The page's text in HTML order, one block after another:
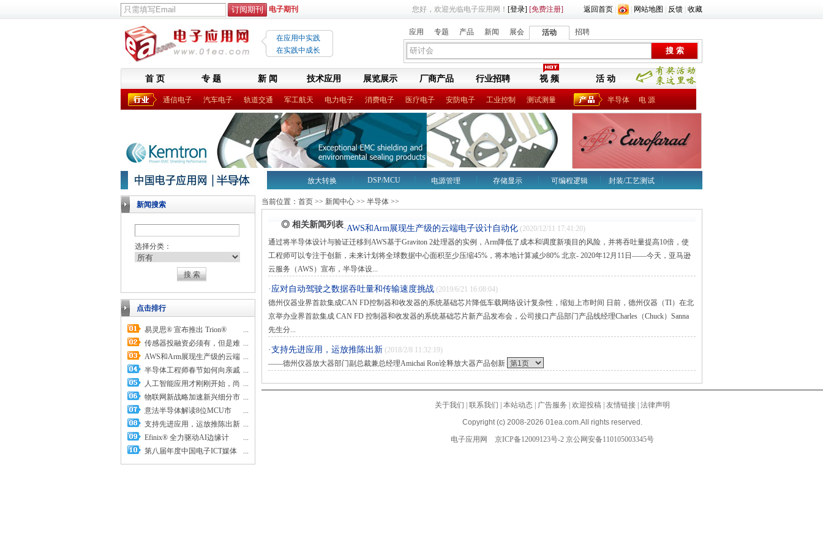
电子期刊 您好，欢迎光临电子应用网！ [登录] [免费注册] 返回首页 网站地图 反馈 收藏
在应用中实践
在实践中成长
应用 专题 产品 新闻 展会 活动 招聘
首 页 专 题 新 闻 技术应用 展览展示 厂商产品 行业招聘 视 频 活 动
通信电子 汽车电子 轨道交通 军工航天 电力电子 消费电子 医疗电子 安防电子 工业控制 测试测量 半导体 电 源
放大转换 DSP/MCU 电源管理 存储显示 可编程逻辑 封装/工艺测试
传感\无源 无线射频
新闻搜索
选择分类：
点击排行
...
易灵思® 宣布推出 Trion®
Titanium FPGA 系列
...
传感器投融资必须有，但是难
度不小
...
AWS和Arm展现生产级的云端
电子设计自动化
...
半导体工程师春节如何向亲戚
描述工作
...
人工智能应用才刚刚开始，尚
无边界可言
...
物联网新战略加速新兴细分市
场和应用领域增长
...
意法半导体解读8位MCU市
场，积极加大投资承诺提供超值
产品
...
支持先进应用，运放推陈出新
...
Efinix® 全力驱动AI边缘计
算，成功推出Trion™ T20 FPGA
样品, 同时将产品扩展到二十万
...
第八届年度中国电子ICT媒体
论坛：趋势、创新、传播、共赢
当前位置： 首页 >> 新闻中心 >> 半导体 >>
◎ 相关新闻列表·AWS和Arm展现生产级的云端电子设计自动化 (2020/12/11 17:41:20)
通过将半导体设计与验证迁移到AWS基于Graviton 2处理器的实例，Arm降低了成本和调度新项目的风险，并将吞吐量提高10倍，使
工程师可以专注于创新，未来计划将全球数据中心面积至少压缩45%，将本地计算减少80% 北京- 2020年12月11日——今天，亚马逊
云服务（AWS）宣布，半导体设...
·应对自动驾驶之数据吞吐量和传输速度挑战 (2019/6/21 16:08:04)
德州仪器业界首款集成CAN FD控制器和收发器的系统基础芯片降低车载网络设计复杂性，缩短上市时间 日前，德州仪器（TI）在北
京举办业界首款集成 CAN FD 控制器和收发器的系统基础芯片新产品发布会，公司接口产品部门产品线经理Charles（Chuck）Sanna
先生分...
·支持先进应用，运放推陈出新 (2018/2/8 11:32:19)
——德州仪器放大器部门副总裁兼总经理Amichai Ron诠释放大器产品创新
关于我们 联系我们 本站动态 广告服务 欢迎投稿 友情链接 法律声明
Copyright (c) 2008-2026 01ea.com.All rights reserved.
电子应用网
京ICP备12009123号-2 京公网安备110105003345号